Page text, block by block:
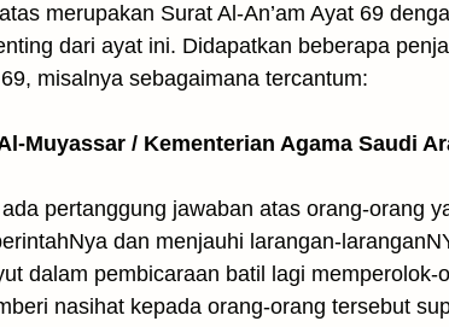
merupakan Surat Al-An’am Ayat 69
dari ayat ini. Didapatkan beberapa
misalnya sebagaimana tercantum:
Muyassar / Kementerian Agama Saudi
pertanggung jawaban atas orang-orang
dan menjauhi larangan-
dalam pembicaraan batil lagi
nasihat kepada orang-orang tersebut